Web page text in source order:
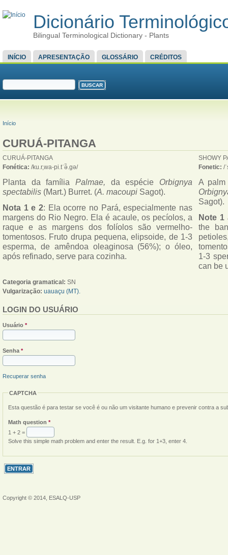
Dicionário
Bilingual Terminological Dictionary - Plants
MENU PRINCIPAL
INÍCIO APRESENTAÇÃO GLOSSÁRIO CRÉDITOS
FORMULÁRIO DE BUSCA
VOCÊ ESTÁ AQUI
Início
CURUÁ-PITANGA
CURUÁ-PITANGA
Fonética: /ku.r,wa-pi.tˈə̃.gə/
Planta da família Palmae, da espécie Orbignya
spectabilis (Mart.) Burret. (A. macoupi Sagot).
Nota 1 e 2: Ela ocorre no Pará, especialmente nas
margens do Rio Negro. Ela é acaule, os pecíolos, a
raque e as margens dos folíolos são vermelho-
tomentosos. Fruto drupa pequena, elipsoide, de 1-3
esperma, de amêndoa oleaginosa (56%); o óleo,
após refinado, serve para cozinha.
SHOWY
Fonetic: /
A
Sagot).
Note 1
the
1-3
can be
Categoria gramatical: SN
Vulgarização: uauaçu (MT).
LOGIN DO USUÁRIO
Usuário *
Senha *
Recuperar senha
CAPTCHA
Esta questão é para testar se você é ou não um visitante humano e prevenir contra a
Math question *
1 + 2 =
Solve this simple math problem and enter the result. E.g. for 1+3, enter 4.
Copyright © 2014, ESALQ-USP